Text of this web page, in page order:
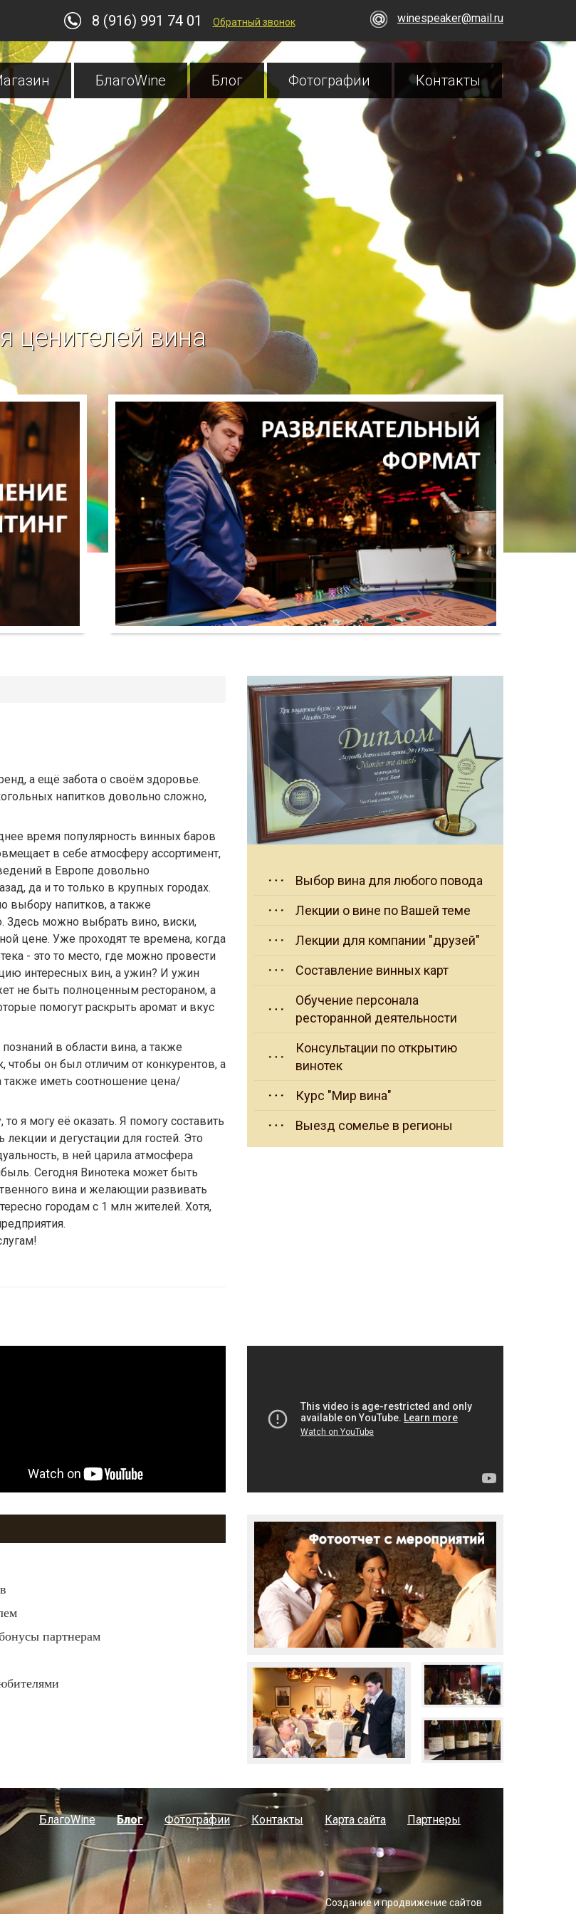
8 (916) 991 74 01 Обратный звонок winespeaker@mail.ru
БлагоWine Блог Фотографии Контакты
ценителей вина
а ещё забота о своём здоровье.
напитков довольно сложно,
время популярность винных баров
в себе атмосферу ассортимент,
в Европе довольно
да и то только в крупных городах.
выбору напитков, а также
Здесь можно выбрать вино, виски,
цене. Уже проходят те времена, когда
- это то место, где можно провести
интересных вин, а ужин? И ужин
не быть полноценным рестораном, а
помогут раскрыть аромат и вкус
в области вина, а также
чтобы он был отличим от конкурентов, а
также иметь соотношение цена/
я могу её оказать. Я помогу составить
и дегустации для гостей. Это
в ней царила атмосфера
Сегодня Винотека может быть
вина и желающии развивать
городам с 1 млн жителей. Хотя,
Выбор вина для любого повода
Лекции о вине по Вашей теме
Лекции для компании "друзей"
Составление винных карт
Обучение персонала
ресторанной деятельности
Консультации по открытию
винотек
Курс "Мир вина"
Выезд сомелье в регионы
партнерам
БлагоWine Блог Фотографии Контакты Карта сайта Партнеры
Создание и продвижение сайтов